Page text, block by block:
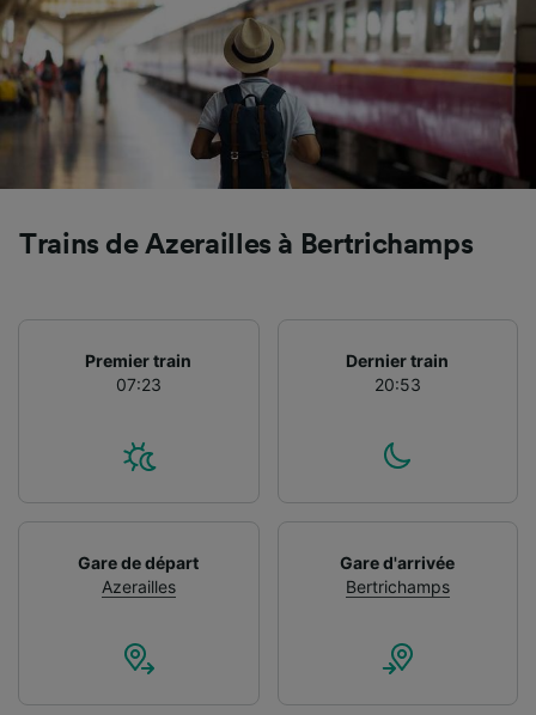
Trains de Azerailles à Bertrichamps
Premier train
07:23
Dernier train
20:53
Gare de départ
Azerailles
Gare d'arrivée
Bertrichamps
l’identification. Stocker et/ou accéder à des
informations sur un appareil. Publicités et
contenu personnalisés, mesure de
performance des publicités et du contenu,
études d’audience et développement de
Liste de nos partenaires (fournisseurs)